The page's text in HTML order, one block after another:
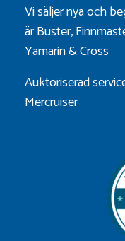
Vi säljer nya och
ärBuster,
Yamarin&Cross
Auktoriserad
Mercruiser